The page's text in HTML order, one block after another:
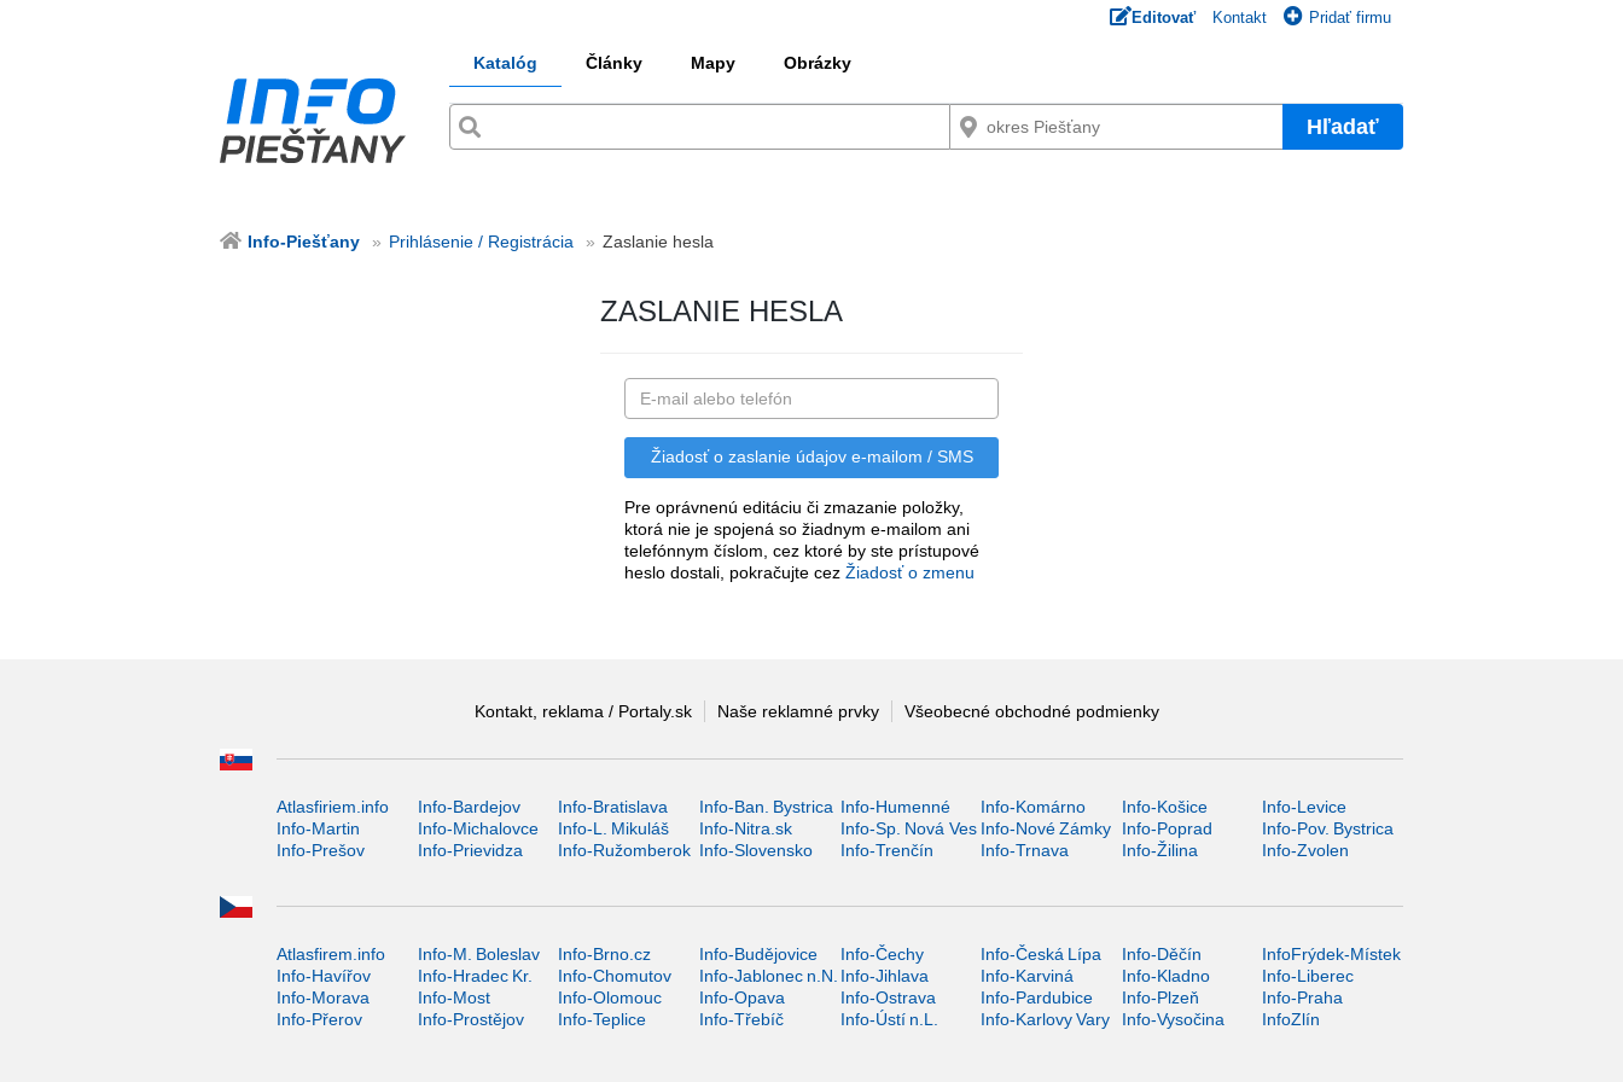
Editovať Kontakt Pridať firmu
Katalóg Články Mapy Obrázky
Hľadať
Info-Piešťany Prihlásenie / Registrácia Zaslanie hesla
ZASLANIE HESLA
Pre oprávnenú editáciu či zmazanie položky,
ktorá nie je spojená so žiadnym e-mailom ani
telefónnym číslom, cez ktoré by ste prístupové
heslo dostali, pokračujte cez Žiadosť o zmenu
Kontakt, reklama / Portaly.sk Naše reklamné prvky Všeobecné obchodné podmienky
Atlasfiriem.info Info-Bardejov Info-Bratislava Info-Ban. Bystrica Info-Humenné Info-Komárno Info-Košice
Info-Levice
Info-Martin
Info-Michalovce Info-L. Mikuláš Info-Nitra.sk Info-Sp. Nová Ves Info-Nové Zámky Info-Poprad
Info-Pov. Bystrica
Info-Prešov
Info-Prievidza Info-Ružomberok Info-Slovensko Info-Trenčín Info-Trnava Info-Žilina Info-Zvolen
Atlasfirem.info Info-M. Boleslav Info-Brno.cz Info-Budějovice Info-Čechy Info-Česká Lípa Info-Děčín
InfoFrýdek-Místek
Info-Havířov
Info-Hradec Kr. Info-Chomutov Info-Jablonec n.N. Info-Jihlava Info-Karviná Info-Kladno
Info-Liberec
Info-Morava
Info-Most Info-Olomouc Info-Opava Info-Ostrava Info-Pardubice Info-Plzeň
Info-Praha
Info-Přerov
Info-Prostějov Info-Teplice Info-Třebíč Info-Ústí n.L. Info-Karlovy Vary Info-Vysočina InfoZlín